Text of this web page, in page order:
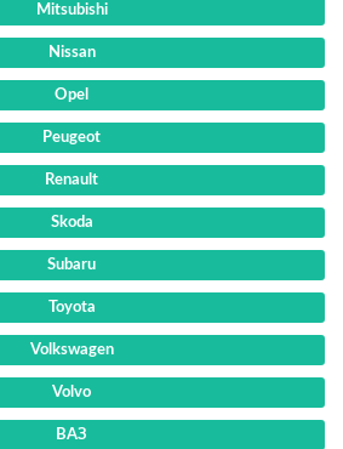
Mitsubishi
Nissan
Opel
Peugeot
Renault
Skoda
Subaru
Toyota
Volkswagen
Volvo
ВАЗ